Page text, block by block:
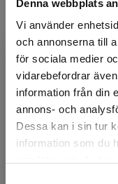
Denna webbplats
Vi använder
och annonserna till
för sociala medier
vidarebefordrar
information från din
annons- och
Dessa kan i sin tur
information som du
Det verkar som
Tomas